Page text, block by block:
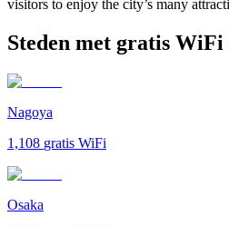
visitors to enjoy the city’s many
Steden met gratis
Nagoya
1,108 gratis WiFi
Osaka